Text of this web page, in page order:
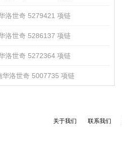
洛世奇 5279421 项链
洛世奇 5286137 项链
洛世奇 5272364 项链
华洛世奇 5007735 项链
关于我们 联系我们